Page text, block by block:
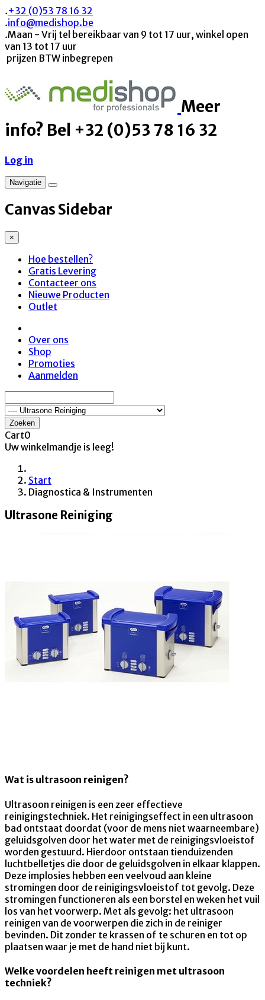
.+32 (0)53 78 16 32
.info@medishop.be
.Maan - Vrij tel bereikbaar van 9 tot 17 uur, winkel open
van 13 tot 17 uur
prijzen BTW inbegrepen
Meer
info? Bel +32 (0)53 78 16 32
Log in
Navigatie
Canvas Sidebar
×
Hoe bestellen?
Gratis Levering
Contacteer ons
Nieuwe Producten
Outlet
Over ons
Shop
Promoties
Aanmelden
Zoeken
Cart0
Uw winkelmandje is leeg!
Start
Diagnostica & Instrumenten
Ultrasone Reiniging
Wat is ultrasoon reinigen?
Ultrasoon reinigen is een zeer effectieve
reinigingstechniek. Het reinigingseffect in een ultrasoon
bad ontstaat doordat (voor de mens niet waarneembare)
geluidsgolven door het water met de reinigingsvloeistof
worden gestuurd. Hierdoor ontstaan tienduizenden
luchtbelletjes die door de geluidsgolven in elkaar klappen.
Deze implosies hebben een veelvoud aan kleine
stromingen door de reinigingsvloeistof tot gevolg. Deze
stromingen functioneren als een borstel en weken het vuil
los van het voorwerp. Met als gevolg: het ultrasoon
reinigen van de voorwerpen die zich in de reiniger
bevinden. Dit zonder te krassen of te schuren en tot op
plaatsen waar je met de hand niet bij kunt.
Welke voordelen heeft reinigen met ultrasoon
techniek?